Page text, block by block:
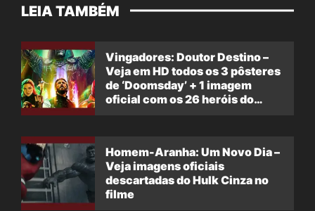
LEIA TAMBÉM
Vingadores: Doutor Destino –
Veja em HD todos os 3 pôsteres
de ‘Doomsday’ + 1 imagem
oficial com os 26 heróis do
Homem-Aranha: Um Novo Dia –
Veja imagens oficiais
descartadas do Hulk Cinza no
filme